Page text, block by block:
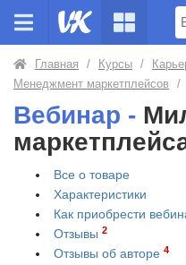
Главная / Курсы /
Менеджмент маркетплейсов
/
Вебинар -
Все о товаре
Характеристики
Как приобрести
Отзывы 2
Отзывы об авторе 4